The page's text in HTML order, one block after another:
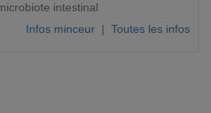
intestinal
Infos minceur | Toutes les infos